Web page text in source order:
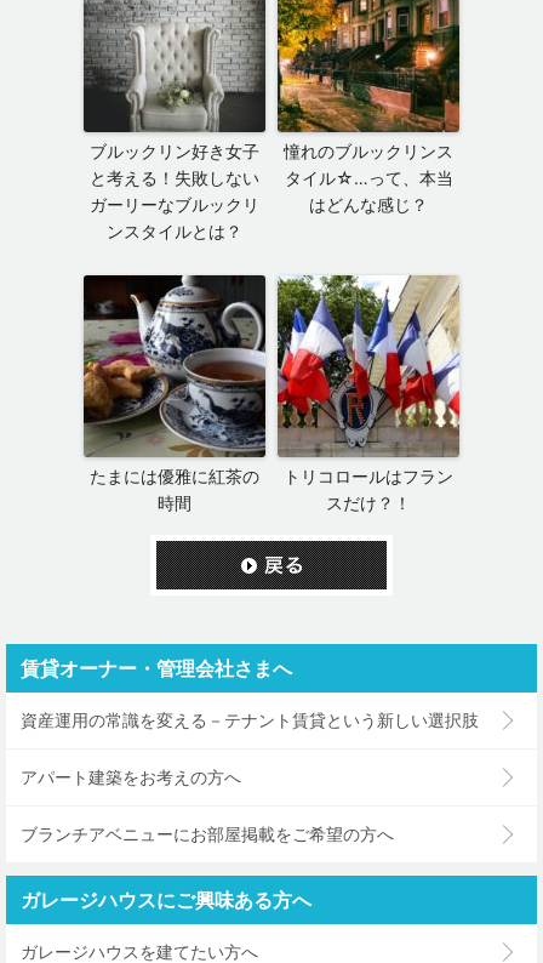
ブルックリン好き女子
と考える！失敗しない
ガーリーなブルックリ
ンスタイルとは？
憧れのブルックリンス
タイル☆…って、本当
はどんな感じ？
たまには優雅に紅茶の
時間
トリコロールはフラン
スだけ？！
賃貸オーナー・管理会社さまへ
資産運用の常識を変える－テナント賃貸という新しい選択肢
アパート建築をお考えの方へ
ブランチアベニューにお部屋掲載をご希望の方へ
ガレージハウスにご興味ある方へ
ガレージハウスを建てたい方へ